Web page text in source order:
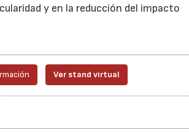
y en la reducción del impacto
Ver stand virtual